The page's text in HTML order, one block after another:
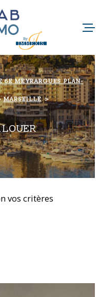
ACCUEIL
QUI SOMMES-
NOTRE RAISON
NOS MÉTIERS
NOS
NOS
6E MEYRARGUES PLAN-
MARSEILLE
LOUER
vos critères
BIEN